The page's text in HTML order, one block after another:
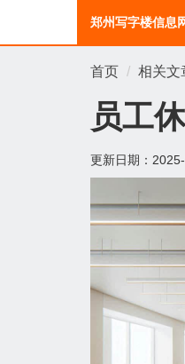
郑州写字楼信息
首页 相关文
员工
更新日期：